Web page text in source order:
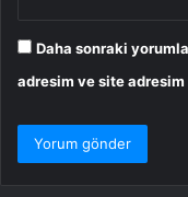
Daha sonraki
adresim ve site